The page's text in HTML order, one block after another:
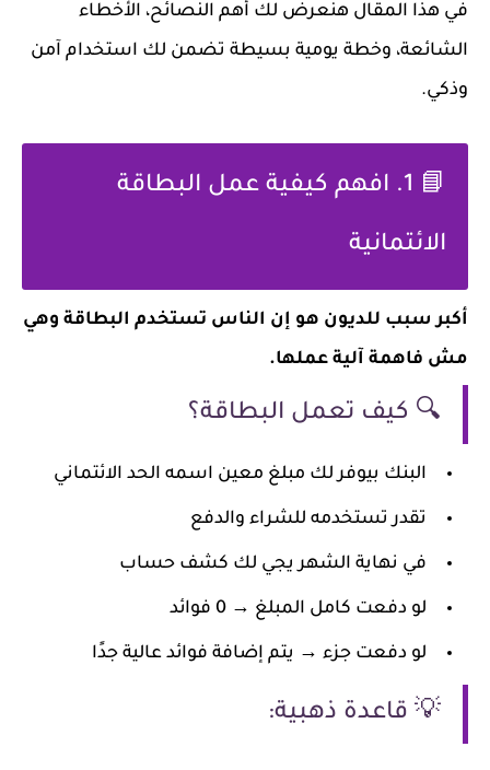
في هذا المقال هنعرض لك أهم النصائح، الأخطاء
الشائعة، وخطة يومية بسيطة تضمن لك استخدام آمن
وذكي.
📘 1. افهم كيفية عمل البطاقة
الائتمانية
أكبر سبب للديون هو إن الناس تستخدم البطاقة وهي
مش فاهمة آلية عملها.
🔍 كيف تعمل البطاقة؟
البنك بيوفر لك مبلغ معين اسمه الحد الائتماني
تقدر تستخدمه للشراء والدفع
في نهاية الشهر يجي لك كشف حساب
لو دفعت كامل المبلغ → 0 فوائد
لو دفعت جزء → يتم إضافة فوائد عالية جدًا
💡 قاعدة ذهبية: